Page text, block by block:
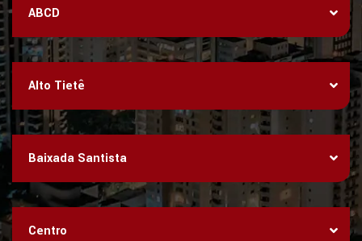
ABCD
Alto Tietê
Baixada Santista
Centro